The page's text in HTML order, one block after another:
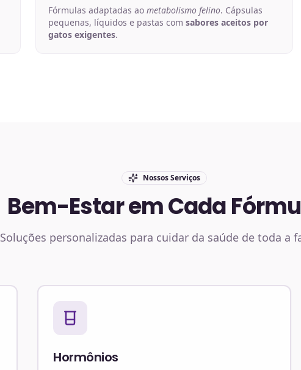
Fórmulas adaptadas aometabolismo felino. Cápsulas
pequenas, líquidos e pastas comsabores aceitos por
gatos exigentes.
Nossos Serviços
Bem-Estar em Cada
Soluções personalizadas para cuidar da saúde de toda a
Hormônios